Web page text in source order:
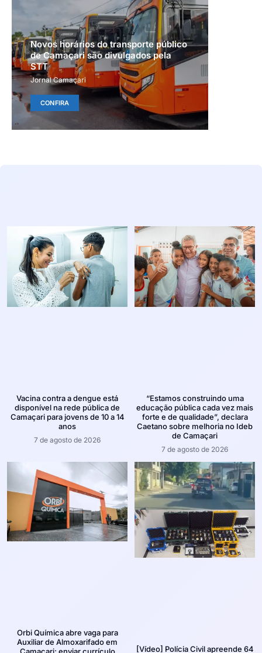
Novos horários do transporte público
de Camaçari são divulgados pela
STT
Jornal Camaçari
CONFIRA
Vacina contra a dengue está
disponível na rede pública de
Camaçari para jovens de 10 a 14
anos
7 de agosto de 2026
“Estamos construindo uma
educação pública cada vez mais
forte e de qualidade”, declara
Caetano sobre melhoria no Ideb
de Camaçari
7 de agosto de 2026
Orbi Química abre vaga para
Auxiliar de Almoxarifado em
Camaçari; enviar currículo
[Vídeo] Polícia Civil apreende 64